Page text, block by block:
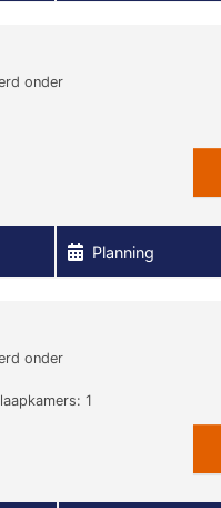
onder
Planning
onder
1